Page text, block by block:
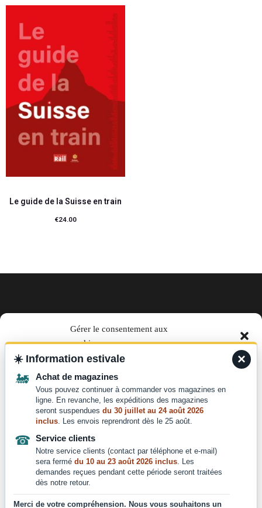
Gérer le consentement aux
cookies
Pour offrir les meilleures expériences, nous utilisons des technologies telles que les
cookies pour stocker et/ou accéder aux informations des appareils. Le fait de consentir
à ces technologies nous permettra de traiter des données telles que le comportement de
navigation ou les ID uniques sur ce site. Le fait de ne pas consentir ou de retirer son
consentement peut avoir un effet négatif sur certaines caractéristiques et fonctions.
Refuser
Voir les préférences
Le guide de la Suisse en train
€24.00
EN TRAIN magazine par La Vie
du Rail
Des questions ?
Nous contacter :
contact@laviedurail.com
×
☀️Information estivale
🚂 Achat de magazines
Vous pouvez continuer à commander vos magazines en
ligne. En revanche, les expéditions des magazines
seront suspendues du 30 juillet au 24 août 2026
inclus. Les envois reprendront dès le 25 août.
☎ Service clients
Notre service clients (contact par téléphone et e-mail)
sera fermé du 10 au 23 août 2026 inclus. Les
demandes reçues pendant cette période seront traitées
dès notre retour.
Merci de votre compréhension. Nous vous souhaitons un